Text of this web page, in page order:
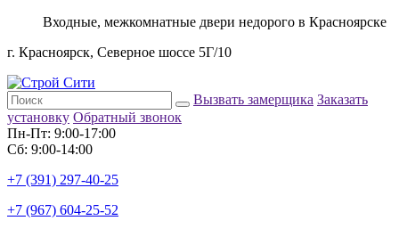
Входные, межкомнатные двери недорого в Красноярске
г. Красноярск, Северное шоссе 5Г/10
Вызвать замерщика Заказать
установку Обратный звонок
Пн-Пт: 9:00-17:00
Сб: 9:00-14:00
+7 (391) 297-40-25
+7 (967) 604-25-52